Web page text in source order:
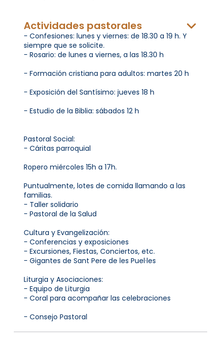
Actividades pastorales
- Confesiones: lunes y viernes: de 18.30 a 19 h. Y
siempre que se solicite.
- Rosario: de lunes a viernes, a las 18.30 h
- Formación cristiana para adultos: martes 20 h
- Exposición del Santísimo: jueves 18 h
- Estudio de la Biblia: sábados 12 h
Pastoral Social:
- Cáritas parroquial
Ropero miércoles 15h a 17h.
Puntualmente, lotes de comida llamando a las
familias.
- Taller solidario
- Pastoral de la Salud
Cultura y Evangelización:
- Conferencias y exposiciones
- Excursiones, Fiestas, Conciertos, etc.
- Gigantes de Sant Pere de les Puel·les
Liturgia y Asociaciones:
- Equipo de Liturgia
- Coral para acompañar las celebraciones
- Consejo Pastoral